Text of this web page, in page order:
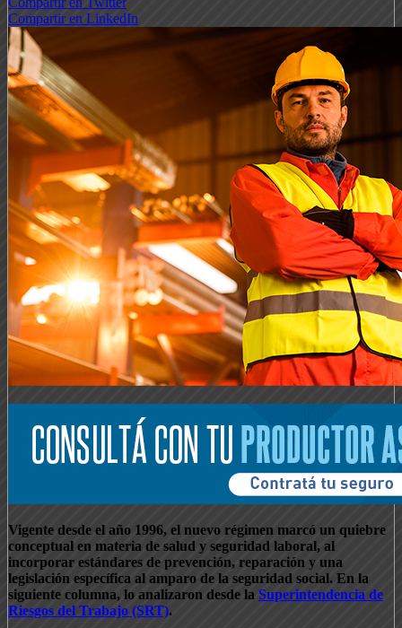
Compartir en LinkedIn
Vigente desde el año 1996, el nuevo régimen marcó un quiebre
conceptual en materia de salud y seguridad laboral, al
incorporar estándares de prevención, reparación y una
legislación específica al amparo de la seguridad social. En la
siguiente columna, lo analizaron desde la Superintendencia de
Riesgos del Trabajo (SRT).